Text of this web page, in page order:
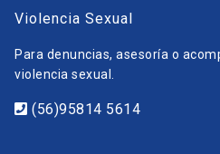
Violencia Sexual
Para denuncias, asesoría o
violencia sexual.
(56)95814 5614